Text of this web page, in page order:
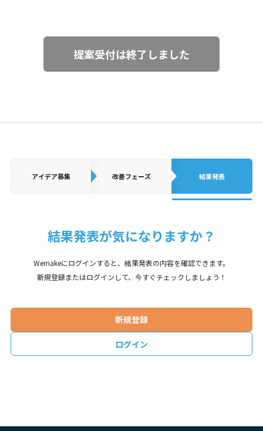
提案受付は終了しました
アイデア募集 改善フェーズ 結果発表
結果発表が気になりますか？
Wemakeにログインすると、結果発表の内容を確認できます。
新規登録またはログインして、今すぐチェックしましょう！
新規登録
ログイン